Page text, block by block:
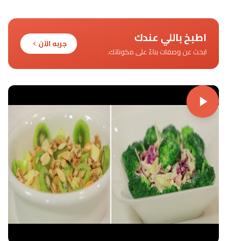
اطبخ باللي عندك
ابحث عن وصفات بناءً على مكوناتك.
جربه الآن